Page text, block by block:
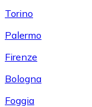
Torino
Palermo
Firenze
Bologna
Foggia